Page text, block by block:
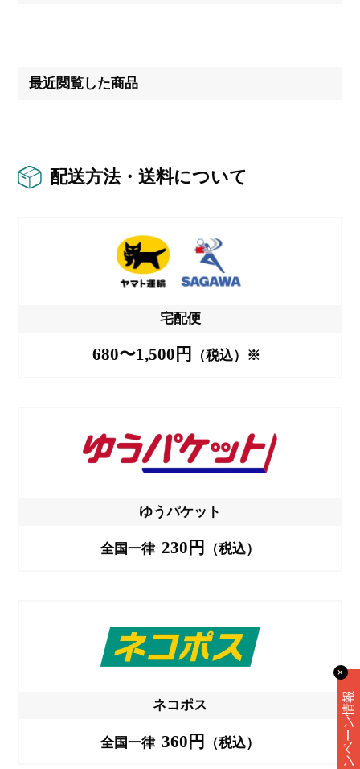
最近閲覧した商品
配送方法・送料について
宅配便
680〜1,500円 （税込）※
ゆうパケット
全国一律 230円 （税込）
ネコポス
全国一律 360円 （税込）
✕
キャンペーン情報